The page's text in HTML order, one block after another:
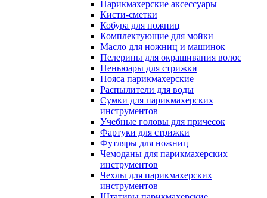
Парикмахерские аксессуары
Кисти-сметки
Кобура для ножниц
Комплектующие для мойки
Масло для ножниц и машинок
Пелерины для окрашивания волос
Пеньюары для стрижки
Пояса парикмахерские
Распылители для воды
Сумки для парикмахерских
инструментов
Учебные головы для причесок
Фартуки для стрижки
Футляры для ножниц
Чемоданы для парикмахерских
инструментов
Чехлы для парикмахерских
инструментов